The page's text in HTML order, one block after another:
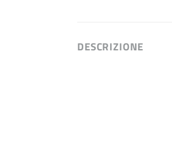
DESCRIZIONE